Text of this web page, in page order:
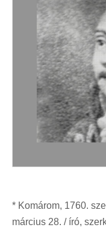
* Komárom, 1760.
március 28. / író,